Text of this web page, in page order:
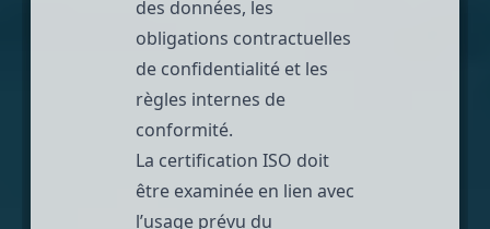
des données, les
obligations contractuelles
de confidentialité et les
règles internes de
conformité.
La certification ISO doit
être examinée en lien avec
l’usage prévu du